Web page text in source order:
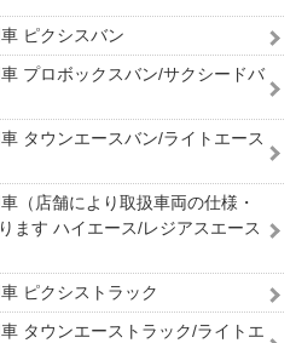
ピクシスバン
プロボックスバン/サクシードバ
タウンエースバン/ライトエース
（店舗により取扱車両の仕様・
ます ハイエース/レジアスエース
ピクシストラック
タウンエーストラック/ライトエ